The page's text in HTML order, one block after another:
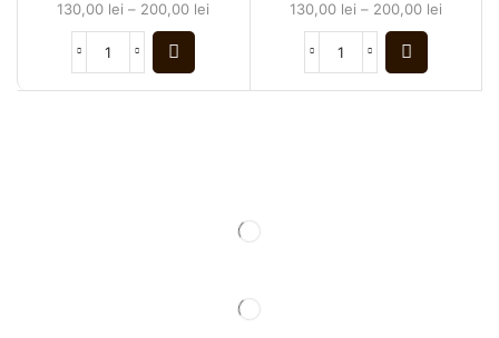
130,00 lei – 200,00 lei 130,00 lei – 200,00 lei